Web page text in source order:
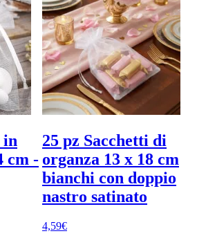
in
cm -
25 pz Sacchetti di
organza 13 x 18 cm
bianchi con doppio
nastro satinato
4,59€